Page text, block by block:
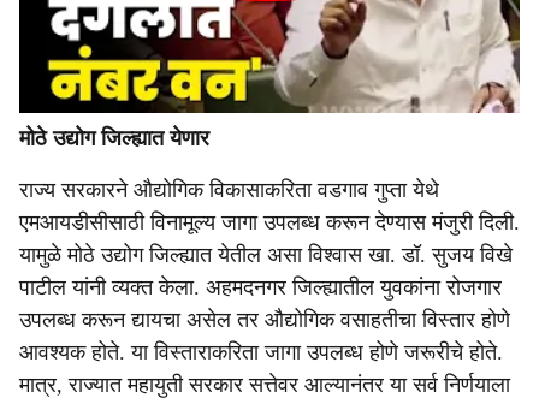
मोठे उद्योग जिल्ह्यात येणार
राज्य सरकारने औद्योगिक विकासाकरिता वडगाव गुप्ता येथे
एमआयडीसीसाठी विनामूल्य जागा उपलब्ध करून देण्यास मंजुरी दिली.
यामुळे मोठे उद्योग जिल्ह्यात येतील असा विश्वास खा. डॉ. सुजय विखे
पाटील यांनी व्यक्त केला. अहमदनगर जिल्ह्यातील युवकांना रोजगार
उपलब्ध करून द्यायचा असेल तर औद्योगिक वसाहतीचा विस्तार होणे
आवश्यक होते. या विस्ताराकरिता जागा उपलब्ध होणे जरूरीचे होते.
मात्र, राज्यात महायुती सरकार सत्तेवर आल्यानंतर या सर्व निर्णयाला